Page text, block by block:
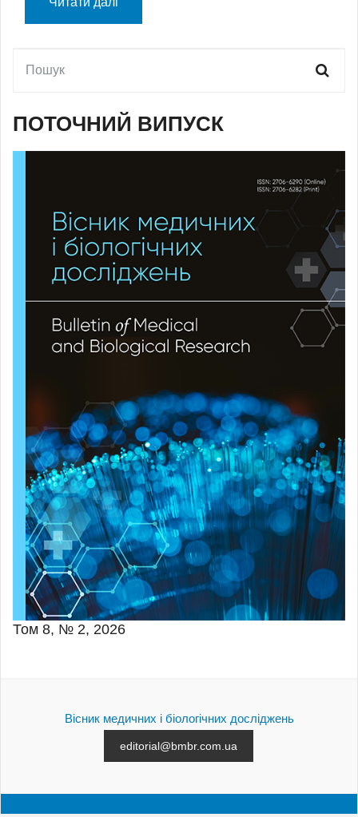
ПОТОЧНИЙ ВИПУСК
Том 8, № 2, 2026
Вісник медичних і біологічних досліджень
editorial@bmbr.com.ua